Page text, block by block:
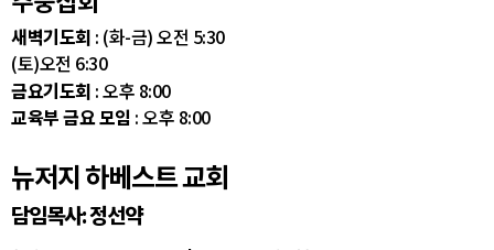
새벽기도회 : (화-금) 오전 5:30
(토)오전 6:30
금요기도회 : 오후 8:00
교육부 금요 모임 : 오후 8:00
뉴저지 하베스트 교회
담임목사: 정선약